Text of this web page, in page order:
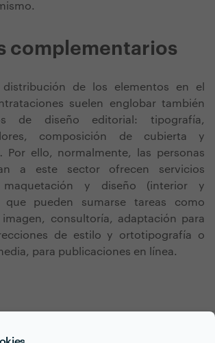
complementarios
de los elementos en el
suelen englobar también
de diseño editorial: tipografía,
composición de cubierta y
Por ello, normalmente, las personas
a este sector ofrecen servicios
maquetación y diseño (interior y
pueden sumarse tareas como
consultoría, adaptación para
de estilo y ortotipografía o
para publicaciones en línea.